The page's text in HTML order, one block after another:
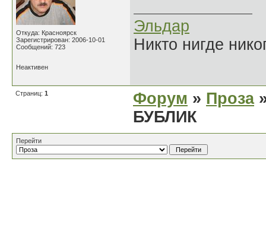
Откуда: Красноярск
Зарегистрирован: 2006-10-01
Сообщений: 723
Эльдар
Никто нигде
Неактивен
Страниц: 1 Форум » Проза
БУБЛИК
Перейти